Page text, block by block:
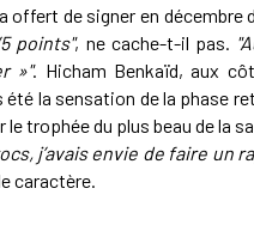
de signer en décembre
points", ne cache-t-il pas.
»". Hicham Benkaïd, aux
la sensation de la phase
trophée du plus beau de la
j’avais envie de faire un
caractère.